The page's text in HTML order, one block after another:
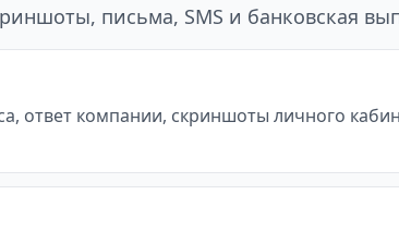
письма, SMS и банковская
ответ компании, скриншоты личного